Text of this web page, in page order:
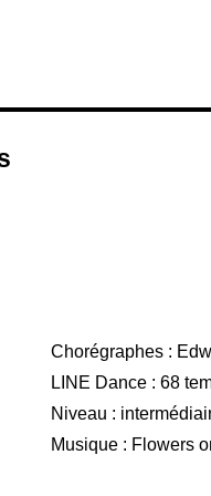
Chorégraphes :
LINE Dance : 68
Niveau :
Musique : Flowers